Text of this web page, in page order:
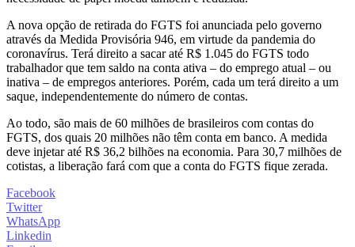
A nova opção de retirada do FGTS foi anunciada pelo governo
através da Medida Provisória 946, em virtude da pandemia do
coronavírus. Terá direito a sacar até R$ 1.045 do FGTS todo
trabalhador que tem saldo na conta ativa – do emprego atual – ou
inativa – de empregos anteriores. Porém, cada um terá direito a um
saque, independentemente do número de contas.
Ao todo, são mais de 60 milhões de brasileiros com contas do
FGTS, dos quais 20 milhões não têm conta em banco. A medida
deve injetar até R$ 36,2 bilhões na economia. Para 30,7 milhões de
cotistas, a liberação fará com que a conta do FGTS fique zerada.
Facebook
Twitter
WhatsApp
Linkedin